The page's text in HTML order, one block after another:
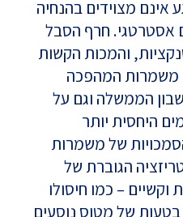
שכרגע אינם מצוידים בהנחיה
אסטרטגי. חרף הסבל
והמכות הקשות
משמרות המהפכה
הממשלה וגם על
היחסית יותר
של משמרות
הגוברת של
– כמו חיסולו
של מטוס נוסעים